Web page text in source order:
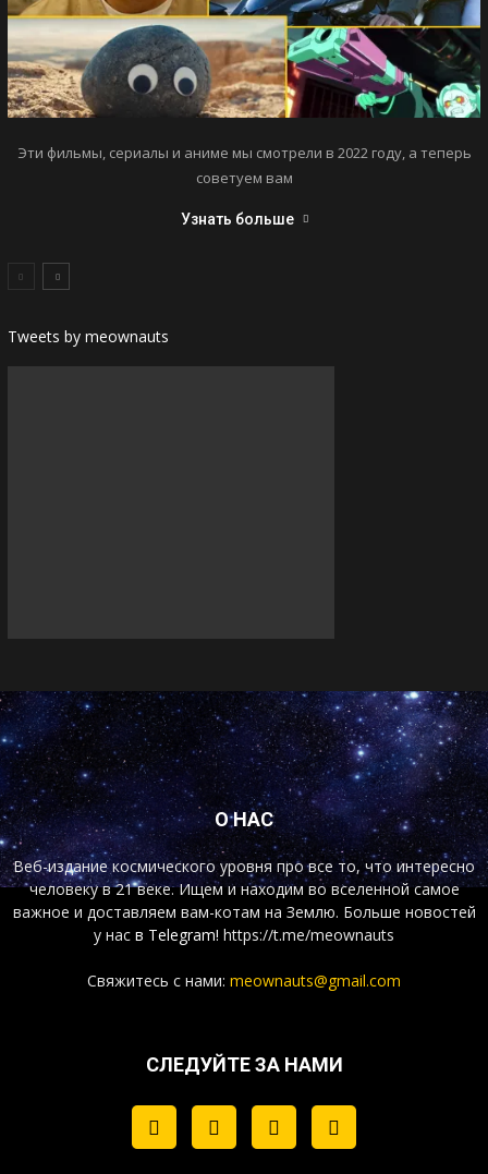
Эти фильмы, сериалы и аниме мы смотрели в 2022 году, а теперь
советуем вам
Узнать больше
Tweets by meownauts
О НАС
Веб-издание космического уровня про все то, что интересно
человеку в 21 веке. Ищем и находим во вселенной самое
важное и доставляем вам-котам на Землю. Больше новостей
у нас в Telegram! https://t.me/meownauts
Свяжитесь с нами: meownauts@gmail.com
СЛЕДУЙТЕ ЗА НАМИ